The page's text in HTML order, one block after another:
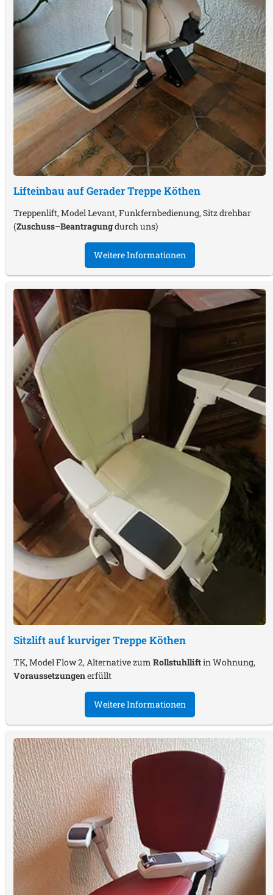
Lifteinbau auf Gerader TreppeKöthen
Treppenlift, Model Levant, Funkfernbedienung, Sitz drehbar
(Zuschuss–Beantragungdurch uns)
Weitere Informationen
Sitzlift auf kurviger TreppeKöthen
TK, Model Flow 2, Alternative zum Rollstuhlliftin Wohnung,
Voraussetzungenerfüllt
Weitere Informationen